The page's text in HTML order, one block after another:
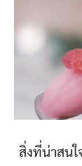
สิ่งที่น่าสน